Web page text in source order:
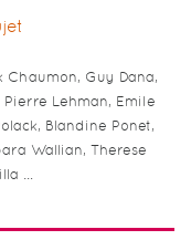
Chaumon, Guy Dana,
Lehman, Emile
Blandine Ponet,
Wallian, Therese
…